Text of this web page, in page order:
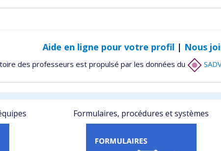
Aide en ligne pour votre profil | Nous
des professeurs est propulsé par les données du
Formulaires, procédures et systèmes